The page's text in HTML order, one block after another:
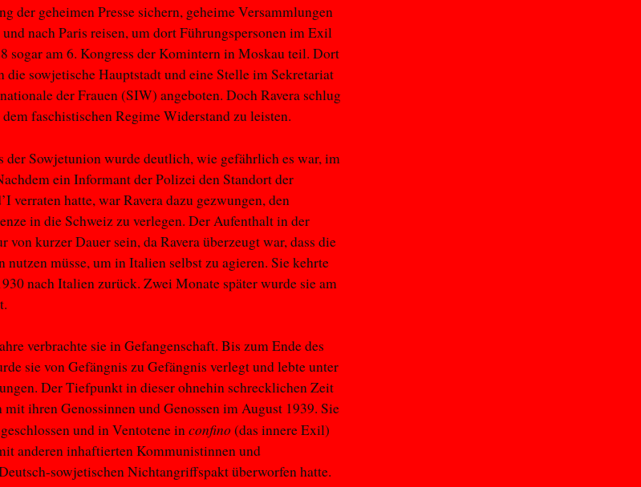
der geheimen Presse sichern, geheime Versammlungen
nach Paris reisen, um dort Führungspersonen im Exil
sogar am 6. Kongress der Komintern in Moskau teil. Dort
sowjetische Hauptstadt und eine Stelle im Sekretariat
der Frauen (SIW) angeboten. Doch Ravera schlug
faschistischen Regime Widerstand zu leisten.
der Sowjetunion wurde deutlich, wie gefährlich es war, im
ein Informant der Polizei den Standort der
verraten hatte, war Ravera dazu gezwungen, den
in die Schweiz zu verlegen. Der Aufenthalt in der
von kurzer Dauer sein, da Ravera überzeugt war, dass die
nutzen müsse, um in Italien selbst zu agieren. Sie kehrte
nach Italien zurück. Zwei Monate später wurde sie am
verbrachte sie in Gefangenschaft. Bis zum Ende des
sie von Gefängnis zu Gefängnis verlegt und lebte unter
Der Tiefpunkt in dieser ohnehin schrecklichen Zeit
ihren Genossinnen und Genossen im August 1939. Sie
und in Ventotene inconfino(das innere Exil)
anderen inhaftierten Kommunistinnen und
sowjetischen Nichtangriffspakt überworfen hatte.